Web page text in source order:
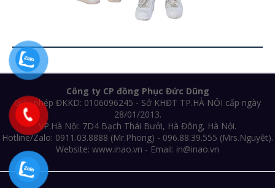
Công ty CP đồng Phục Đức Dũng
Giấy phép ĐKKD: 0106096245 - Sở KHĐT TP.HÀ NỘI cấp ngày
28/01/2013.
VP.Hà Nội: 7D4 Bạch Thái Bưởi, Hà Đông, Hà Nội.
Hotline/Zalo: 0911.03.8888 (Mr.Phong) - 096.88.39.555 (Mrs.Nguyệt).
Website: www.inao.vn - Email: in@inao.vn